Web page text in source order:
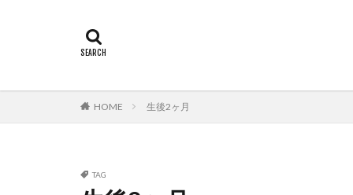
HOME 生後2ヶ月
TAG